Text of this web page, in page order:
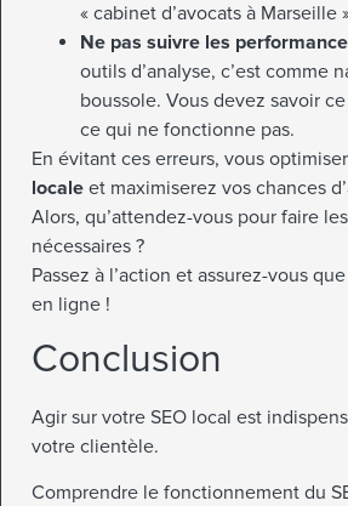
« cabinet d’avocats à Marseille
Ne pas suivre les
outils d’analyse, c’est comme
boussole. Vous devez savoir
ce qui ne fonctionne pas.
En évitant ces erreurs, vous
locale et maximiserez vos chances
Alors, qu’attendez-vous pour faire
nécessaires ?
Passez à l’action et assurez-vous
en ligne !
Conclusion
Agir sur votre SEO local est
votre clientèle.
Comprendre le fonctionnement du